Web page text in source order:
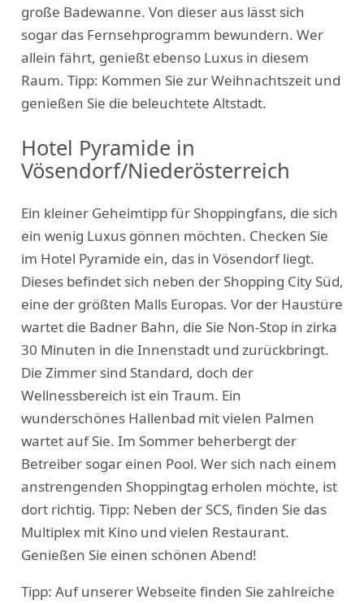
große Badewanne. Von dieser aus lässt sich
sogar das Fernsehprogramm bewundern. Wer
allein fährt, genießt ebenso Luxus in diesem
Raum. Tipp: Kommen Sie zur Weihnachtszeit und
genießen Sie die beleuchtete Altstadt.
Hotel Pyramide in
Vösendorf/Niederösterreich
Ein kleiner Geheimtipp für Shoppingfans, die sich
ein wenig Luxus gönnen möchten. Checken Sie
im Hotel Pyramide ein, das in Vösendorf liegt.
Dieses befindet sich neben der Shopping City Süd,
eine der größten Malls Europas. Vor der Haustüre
wartet die Badner Bahn, die Sie Non-Stop in zirka
30 Minuten in die Innenstadt und zurückbringt.
Die Zimmer sind Standard, doch der
Wellnessbereich ist ein Traum. Ein
wunderschönes Hallenbad mit vielen Palmen
wartet auf Sie. Im Sommer beherbergt der
Betreiber sogar einen Pool. Wer sich nach einem
anstrengenden Shoppingtag erholen möchte, ist
dort richtig. Tipp: Neben der SCS, finden Sie das
Multiplex mit Kino und vielen Restaurant.
Genießen Sie einen schönen Abend!
Tipp: Auf unserer Webseite finden Sie zahlreiche